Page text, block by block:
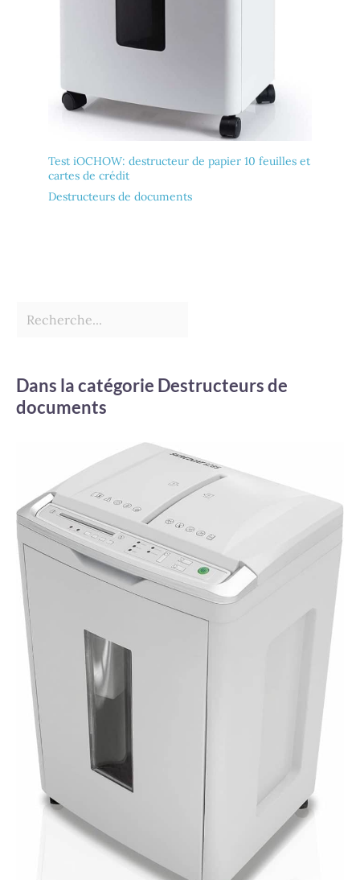
Test iOCHOW: destructeur de papier 10 feuilles et
cartes de crédit
Destructeurs de documents
Dans la catégorie Destructeurs de
documents